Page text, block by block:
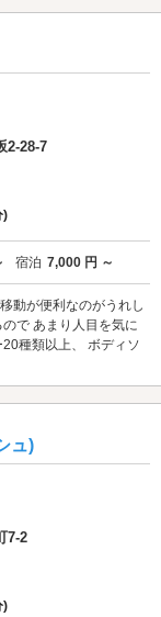
うち4
2-28-7
)
宿泊 7,000 円 ～
動が便利なのがうれし
で あまり人目を気に
種類以上、 ボディソ
ュ)
うち4
7-2
)